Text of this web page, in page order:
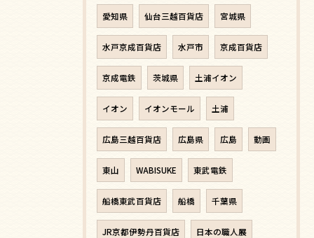
愛知県 仙台三越百貨店 宮城県
水戸京成百貨店 水戸市 京成百貨店
京成電鉄 茨城県 土浦イオン
イオン イオンモール 土浦
広島三越百貨店 広島県 広島 動画
東山 WABISUKE 東武電鉄
船橋東武百貨店 船橋 千葉県
JR京都伊勢丹百貨店 日本の職人展